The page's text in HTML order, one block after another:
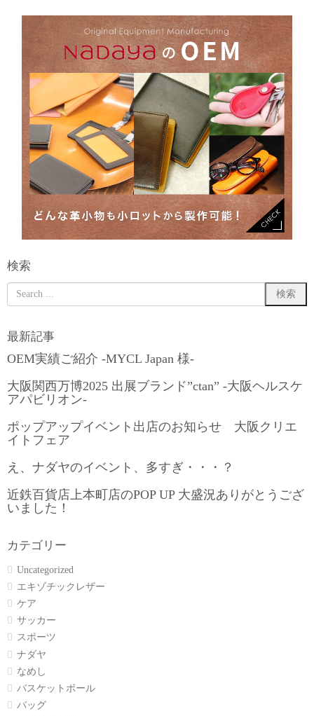
検索
最新記事
OEM実績ご紹介 -MYCL Japan 様-
大阪関西万博2025 出展ブランド”ctan” -大阪ヘルスケ
アパビリオン-
ポップアップイベント出店のお知らせ 大阪クリエ
イトフェア
え、ナダヤのイベント、多すぎ・・・？
近鉄百貨店上本町店のPOP UP 大盛況ありがとうござ
いました！
カテゴリー
Uncategorized
エキゾチックレザー
ケア
サッカー
スポーツ
ナダヤ
なめし
バスケットボール
バッグ